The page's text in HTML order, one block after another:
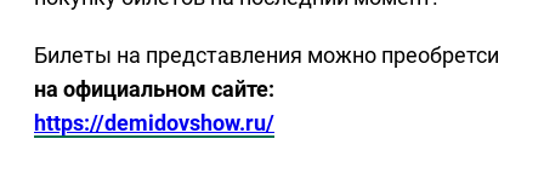
Билеты на представления можно преобретси
на официальном сайте:
https://demidovshow.ru/